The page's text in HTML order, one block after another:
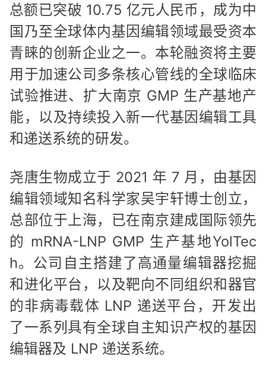
总额已突破 10.75 亿元人民币，成为中
国乃至全球体内基因编辑领域最受资本
青睐的创新企业之一。本轮融资将主要
用于加速公司多条核心管线的全球临床
试验推进、扩大南京 GMP 生产基地产
能，以及持续投入新一代基因编辑工具
和递送系统的研发。
尧唐生物成立于 2021 年 7 月，由基因
编辑领域知名科学家吴宇轩博士创立，
总部位于上海，已在南京建成国际领先
的 mRNA-LNP GMP 生产基地YolTec
h。公司自主搭建了高通量编辑器挖掘
和进化平台，以及靶向不同组织和器官
的非病毒载体 LNP 递送平台，开发出
了一系列具有全球自主知识产权的基因
编辑器及 LNP 递送系统。